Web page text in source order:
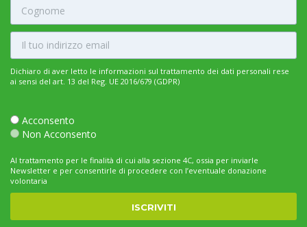
Dichiaro di aver letto le informazioni sul trattamento dei dati personali rese
ai sensi del art. 13 del Reg. UE 2016/679 (GDPR)
Acconsento
Non Acconsento
Al trattamento per le finalità di cui alla sezione 4C, ossia per inviarle
Newsletter e per consentirle di procedere con l’eventuale donazione
volontaria